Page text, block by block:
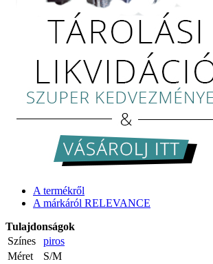
A termékről
A márkáról RELEVANCE
Tulajdonságok
Színes
piros
Méret
S/M